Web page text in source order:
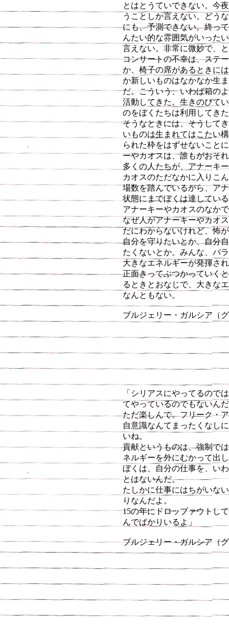
とはとうていできない。今
うことしか言えない。どう
にも、予測できない。終っ
んたい的な雰囲気がいった
言えない。非常に微妙で、
コンサートの不幸は、ステ
か、椅子の席があるときに
か新しいものはなかなか生
だ。こういう、いわば箱の
活動してきた。生きのびて
のをぼくたちは利用してき
そうなときには、そうして
いものは生まれてはこたい
られた枠をはずせないこと
ーやカオスは、誰もがおそ
多くの人たちが、アナーキ
カオスのただなかに入りこ
場数を踏んでいるから、ア
状態にまでぼくは達してい
アナーキーやカオスのなか
なぜ人がアナーキーやカオ
だにわからないけれど、怖
自分を守りたいとか、自分
たくないとか。みんな、パ
大きなエネルギーが発揮さ
正面きってぶつかっていく
るときとおなじで、大きな
なんともない。
ブルジェリー・ガルシア（
「シリアスにやってるので
てやっているのでもないん
ただ楽しんで、フリーク・
自意識なんてまったくなし
いね。
貢献というものは、強制で
ネルギーを外にむかって出
ぼくは、自分の仕事を、い
とはないんだ。
たしかに仕事にはちがいな
りなんだよ。
15の年にドロップァウトし
んでぱかりいるよ」
ブルジェリー・ガルシア（